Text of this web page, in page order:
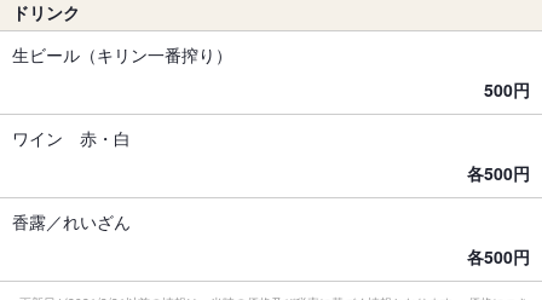
ドリンク
生ビール（キリン一番搾り）
500円
ワイン 赤・白
各500円
香露／れいざん
各500円